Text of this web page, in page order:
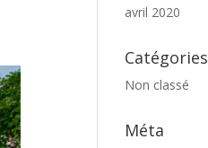
avril 2020
Catégories
Non classé
Méta